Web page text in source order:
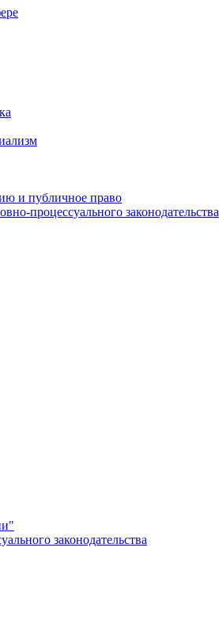
и публичное право
процессуального законодательства
законодательства